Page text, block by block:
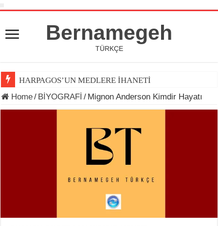
Bernamegeh
TÜRKÇE
HARPAGOS’UN MEDLERE İHANETİ
Home/ BİYOGRAFİ / Mignon Anderson Kimdir Hayatı